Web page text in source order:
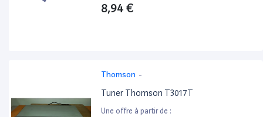
8,94 €
Thomson -
Tuner Thomson T3017T
Une offre à partir de :